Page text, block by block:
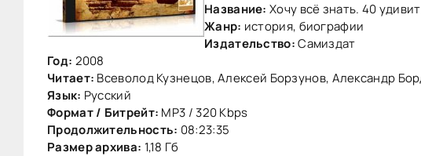
Название: Хочу всё знать. 40
Жанр: история, биографии
Издательство:Самиздат
Год: 2008
Читает: Всеволод Кузнецов, Алексей Борзунов, Александр
Язык: Русский
Формат / Битрейт: MP3 / 320 Kbps
Продолжительность: 08:23:35
Размер архива: 1,18 Гб